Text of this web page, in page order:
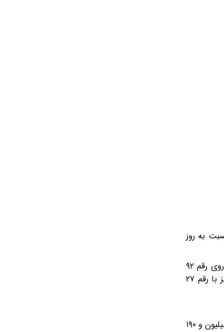
به روز
سکه بهار آزادی نیز با رشد یک میلیون تومانی، روی رقم ۱۷۰ میلیون و ۵۰۰ هزار قرار دارد. نیم‌سکه با افزایش ۳۰۰ هزار تومانی، روی رقم‌ ۹۲
میلیون و ۸۰۰ هزار تومان قرار گرفته و ربع سکه بدون تغییر، روی قیمت ۵۲ میلیون تومان در حال معامله است. سکه گرمی نیز با رقم ۲۷
بازار طلا امروز در مسیر افزایشی قرار گرفته است. براساس قیمت‌های اعلامی سایت اتحادیه طلا و جواهر، مثقال طلا روی رقم ۷۵ میلیون و ۱۹۰